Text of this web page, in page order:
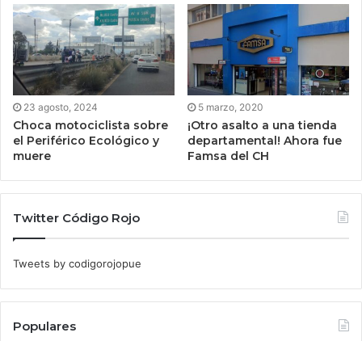
23 agosto, 2024
Choca motociclista sobre
el Periférico Ecológico y
muere
5 marzo, 2020
¡Otro asalto a una tienda
departamental! Ahora fue
Famsa del CH
Twitter Código Rojo
Tweets by codigorojopue
Populares